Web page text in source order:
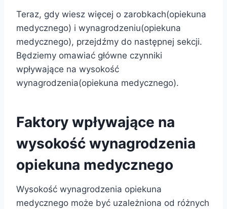
Teraz, gdy wiesz więcej o zarobkach(opiekuna
medycznego) i wynagrodzeniu(opiekuna
medycznego), przejdźmy do następnej sekcji.
Będziemy omawiać główne czynniki
wpływające na wysokość
wynagrodzenia(opiekuna medycznego).
Faktory wpływające na
wysokość wynagrodzenia
opiekuna medycznego
Wysokość wynagrodzenia opiekuna
medycznego może być uzależniona od różnych